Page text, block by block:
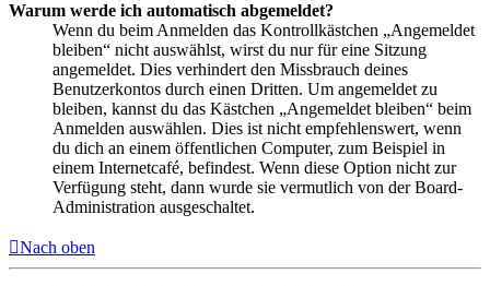
Warum werde ich automatisch abgemeldet?
Wenn du beim Anmelden das Kontrollkästchen „Angemeldet
bleiben“ nicht auswählst, wirst du nur für eine Sitzung
angemeldet. Dies verhindert den Missbrauch deines
Benutzerkontos durch einen Dritten. Um angemeldet zu
bleiben, kannst du das Kästchen „Angemeldet bleiben“ beim
Anmelden auswählen. Dies ist nicht empfehlenswert, wenn
du dich an einem öffentlichen Computer, zum Beispiel in
einem Internetcafé, befindest. Wenn diese Option nicht zur
Verfügung steht, dann wurde sie vermutlich von der Board-
Administration ausgeschaltet.
Nach oben